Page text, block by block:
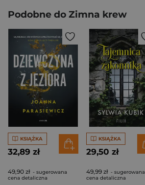
Podobne do Zimna krew
KSIĄŻKA
32,89 zł
49,90 zł - sugerowana
cena detaliczna
KSIĄŻKA
29,50 zł
49,99 zł - sugerowana
cena detaliczna